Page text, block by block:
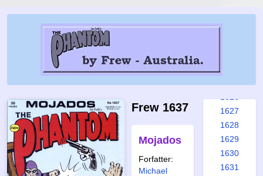
Frew 1637
Mojados
Forfatter:
Michael
1620
1621
1627
1628
1629
1630
1631